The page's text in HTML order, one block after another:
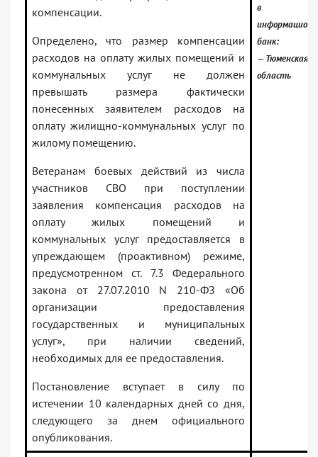
компенсации.
Определено, что размер компенсации
расходов на оплату жилых помещений и
коммунальных услуг не должен
превышать размера фактически
понесенных заявителем расходов на
оплату жилищно-коммунальных услуг по
жилому помещению.
Ветеранам боевых действий из числа
участников СВО при поступлении
заявления компенсация расходов на
оплату жилых помещений и
коммунальных услуг предоставляется в
упреждающем (проактивном) режиме,
предусмотренном ст. 7.3 Федерального
закона от 27.07.2010 N 210-ФЗ «Об
организации предоставления
государственных и муниципальных
услуг», при наличии сведений,
необходимых для ее предоставления.
Постановление вступает в силу по
истечении 10 календарных дней со дня,
следующего за днем официального
опубликования.
в
банк:
— Тюменская
область